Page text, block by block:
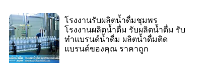
โรงงานรับผลิตน้ำดื่มชุมพร
โรงงานผลิตน้ำดื่ม รับผลิตน้ำดื่ม รับ
ทำแบรนด์น้ำดื่ม ผลิตน้ำดื่มติด
แบรนด์ของคุณ ราคาถูก